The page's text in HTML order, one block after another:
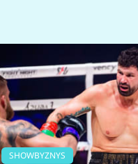
SHOWBYZNYS